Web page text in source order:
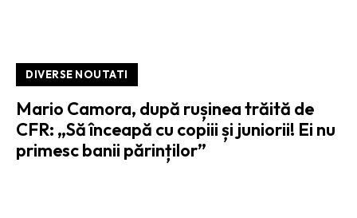
DIVERSE NOUTATI
Mario Camora, după rușinea trăită de
CFR: „Să înceapă cu copiii și juniorii! Ei nu
primesc banii părinților”